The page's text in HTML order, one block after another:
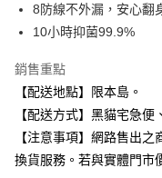
國泰世華商業銀行
臺灣中小企業銀行
聯邦商業銀行
元大商業銀行
台新國際商業銀行
台灣樂天信用卡公司
Apple Pay
悠遊付
Google Pay
全盈+PAY
8防線不外漏，安心翻
10小時抑菌99.9%
銷售重點
【配送地點】限本島。
【配送方式】黑貓宅急
【注意事項】網路售出
換貨服務。若與實體門市